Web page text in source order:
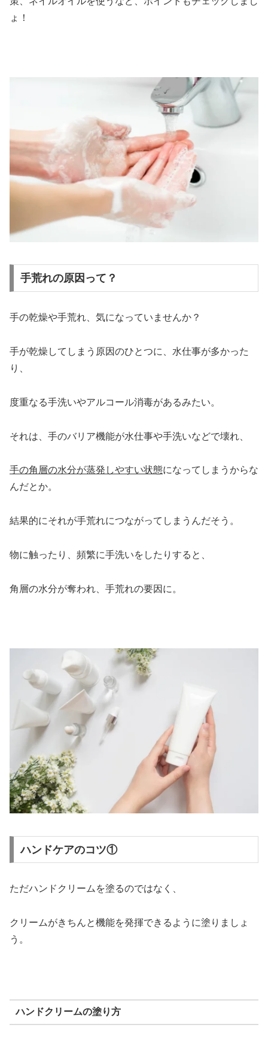
ょ！
手荒れの原因って？
手の乾燥や手荒れ、気になっていませんか？
手が乾燥してしまう原因のひとつに、水仕事が多かった
り、
度重なる手洗いやアルコール消毒があるみたい。
それは、手のバリア機能が水仕事や手洗いなどで壊れ、
手の角層の水分が蒸発しやすい状態になってしまうからな
んだとか。
結果的にそれが手荒れにつながってしまうんだそう。
物に触ったり、頻繁に手洗いをしたりすると、
角層の水分が奪われ、手荒れの要因に。
ハンドケアのコツ①
ただハンドクリームを塗るのではなく、
クリームがきちんと機能を発揮できるように塗りましょ
う。
ハンドクリームの塗り方